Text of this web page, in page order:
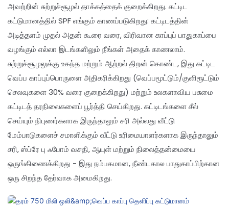
அவற்றின் சுற்றுச்சூழல் தாக்கத்தைக் குறைக்கிறது. கட்டிட
கட்டுமானத்தில் SPF எங்கும் காணப்படுகிறது: கட்டிடத்தின்
அடித்தளம் முதல் அதன் கூரை வரை, விரிவான காப்புப் பாதுகாப்பை
வழங்கும் எல்லா இடங்களிலும் நீங்கள் அதைக் காணலாம்.
சுற்றுச்சூழலுக்கு உகந்த மற்றும் ஆற்றல் திறன் கொண்ட, இது கட்டிட
வெப்ப காப்புப்பொருளை அதிகரிக்கிறது (வெப்பமூட்டும்/குளிரூட்டும்
செலவுகளை 30% வரை குறைக்கிறது) மற்றும் உலகளாவிய பசுமை
கட்டிடத் தரநிலைகளைப் பூர்த்தி செய்கிறது. கட்டிடங்களை சீல்
செய்யும் நிபுணர்களாக இருந்தாலும் சரி அல்லது வீட்டு
மேம்பாடுகளைச் சமாளிக்கும் வீட்டு உரிமையாளர்களாக இருந்தாலும்
சரி, ஸ்ப்ரே பு ஃபோம் வசதி, ஆயுள் மற்றும் நிலைத்தன்மையை
ஒருங்கிணைக்கிறது - இது நம்பகமான, நீண்டகால பாதுகாப்பிற்கான
ஒரு சிறந்த தேர்வாக அமைகிறது.